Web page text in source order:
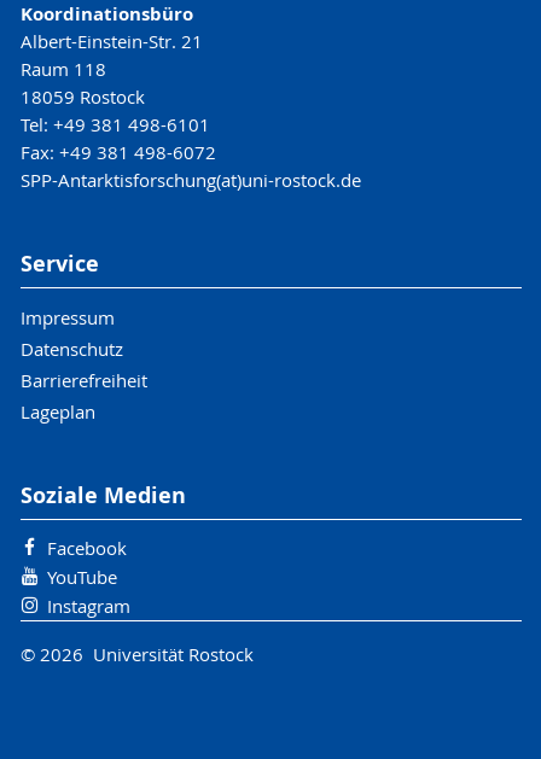
Koordinationsbüro
Albert-Einstein-Str. 21
Raum 118
18059 Rostock
Tel: +49 381 498-6101
Fax: +49 381 498-6072
SPP-Antarktisforschung(at)uni-rostock.de
Service
Impressum
Datenschutz
Barrierefreiheit
Lageplan
Soziale Medien
Facebook
YouTube
Instagram
© 2026 Universität Rostock